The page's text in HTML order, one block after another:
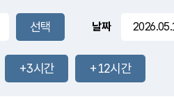
9.0mm
-mm
26.2℃
0.5m/s
-mm
날짜
+3시간 +12시간